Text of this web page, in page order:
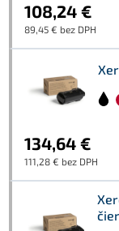
108,24 €
89,45 € bez DPH
134,64 €
111,28 € bez DPH